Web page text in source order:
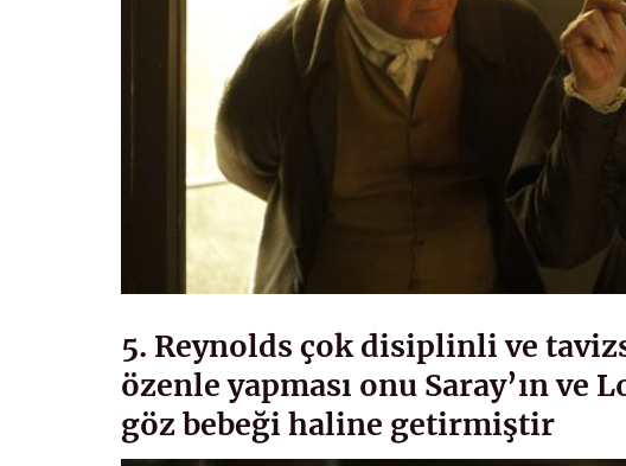
5. Reynolds çok disiplinli ve
özenle yapması onu Saray’ın
göz bebeği haline getirmiştir